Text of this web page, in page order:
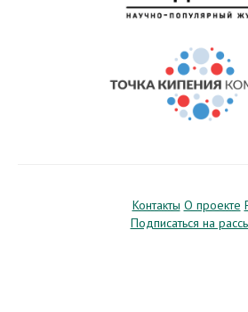
Контакты О проекте
Подписаться на